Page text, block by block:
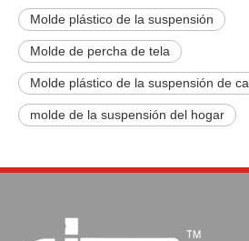
Molde plástico de la suspensión
Molde de percha de tela
Molde plástico de la suspensión de
molde de la suspensión del hogar